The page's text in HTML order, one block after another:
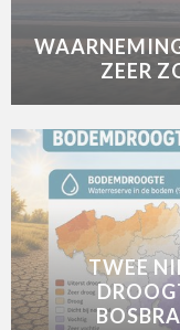
ZEER
TWEE